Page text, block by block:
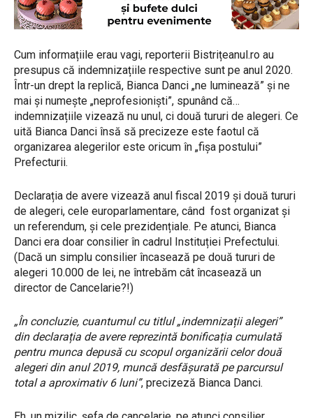
Cum informațiile erau vagi, reporterii Bistrițeanul.ro au
presupus că indemnizațiile respective sunt pe anul 2020.
Într-un drept la replică, Bianca Danci „ne luminează” și ne
mai și numește „neprofesioniști”, spunând că…
indemnizațiile vizează nu unul, ci două tururi de alegeri. Ce
uită Bianca Danci însă să precizeze este faotul că
organizarea alegerilor este oricum în „fișa postului”
Prefecturii.
Declarația de avere vizează anul fiscal 2019 și două tururi
de alegeri, cele europarlamentare, când fost organizat și
un referendum, și cele prezidențiale. Pe atunci, Bianca
Danci era doar consilier în cadrul Instituției Prefectului.
(Dacă un simplu consilier încasează pe două tururi de
alegeri 10.000 de lei, ne întrebăm cât încasează un
director de Cancelarie?!)
„În concluzie, cuantumul cu titlul „indemnizații alegeri”
din declarația de avere reprezintă bonificația cumulată
pentru munca depusă cu scopul organizării celor două
alegeri din anul 2019, muncă desfășurată pe parcursul
total a aproximativ 6 luni”, precizeză Bianca Danci.